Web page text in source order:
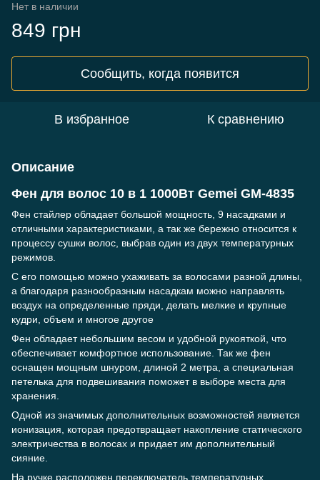
Нет в наличии
849 грн
Сообщить, когда появится
В избранное К сравнению
Описание
Фен для волос 10 в 1 1000Вт Gemei GM-4835
Фен стайлер обладает большой мощность, 9 насадками и
отличными характеристиками, а так же бережно относится к
процессу сушки волос, выбрав один из двух температурных
режимов.
С его помощью можно ухаживать за волосами разной длины,
а благодаря разнообразным насадкам можно направлять
воздух на определенные пряди, делать мелкие и крупные
кудри, объем и многое другое
Фен обладает небольшим весом и удобной рукояткой, что
обеспечивает комфортное использование. Так же фен
оснащен мощным шнуром, длиной 2 метра, а специальная
петелька для подвешивания поможет в выборе места для
хранения.
Одной из значимых дополнительных возможностей является
ионизация, которая предотвращает накопление статического
электричества в волосах и придает им дополнительный
сияние.
На ручке расположен переключатель температурных